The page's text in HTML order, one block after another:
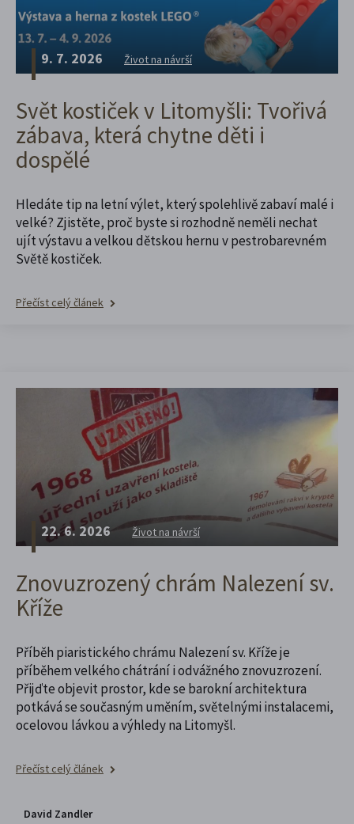
9. 7. 2026 Život na návrší
Svět kostiček v Litomyšli: Tvořivá
zábava, která chytne děti i
dospělé
Hledáte tip na letní výlet, který spolehlivě zabaví malé i
velké? Zjistěte, proč byste si rozhodně neměli nechat
ujít výstavu a velkou dětskou hernu v pestrobarevném
Světě kostiček.
Přečíst celý článek
22. 6. 2026 Život na návrší
Znovuzrozený chrám Nalezení sv.
Kříže
Příběh piaristického chrámu Nalezení sv. Kříže je
příběhem velkého chátrání i odvážného znovuzrození.
Přijďte objevit prostor, kde se barokní architektura
potkává se současným uměním, světelnými instalacemi,
ocelovou lávkou a výhledy na Litomyšl.
Přečíst celý článek
David Zandler